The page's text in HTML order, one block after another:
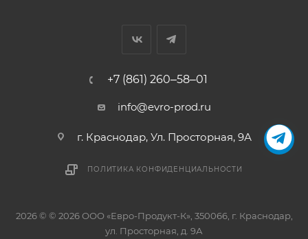
+7 (861) 260‒58‒01
info@evro-prod.ru
г. Краснодар, ​Ул. Просторная, 9А
ПОЛИТИКА КОНФИДЕНЦИАЛЬНОСТИ
2026 © © 2026 ООО «Евро-Продукт-К», 350066, г. Краснодар,
ул. Просторная, д. 9А